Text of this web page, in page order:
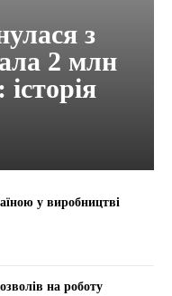
з
2 млн
у виробництві
на роботу